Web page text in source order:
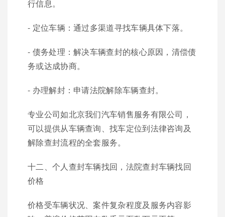
行信息。
- 定位车辆：通过多渠道寻找车辆具体下落。
- 债务处理：解决车辆查封的核心原因，清偿债
务或达成协商。
- 办理解封：申请法院解除车辆查封。
专业公司如北京我们汽车销售服务有限公司，
可以提供从车辆查询、找车定位到法律咨询及
解除查封流程的全套服务。
十二、个人查封车辆找回，法院查封车辆找回
价格
价格受车辆状况、案件复杂程度及服务内容影